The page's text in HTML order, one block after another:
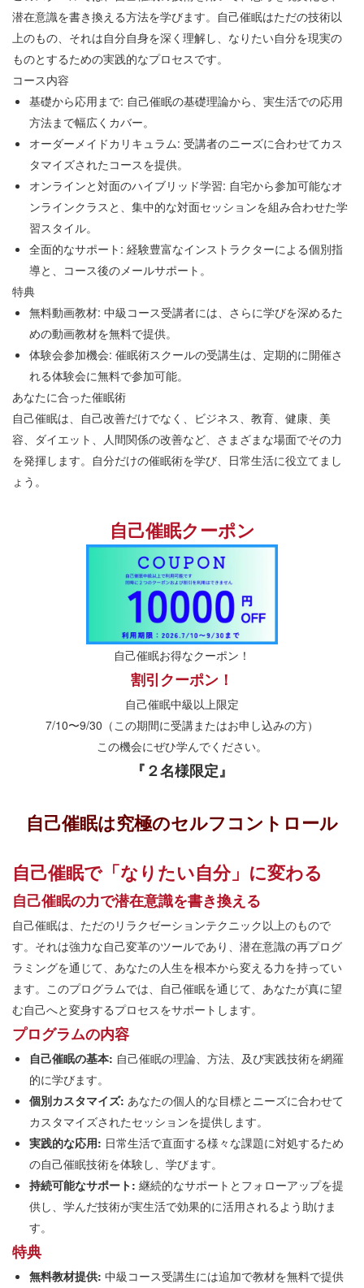
潜在意識を書き換える方法を学びます。自己催眠はただの技術以
上のもの、それは自分自身を深く理解し、なりたい自分を現実の
ものとするための実践的なプロセスです。
コース内容
基礎から応用まで: 自己催眠の基礎理論から、実生活での応用
方法まで幅広くカバー。
オーダーメイドカリキュラム: 受講者のニーズに合わせてカス
タマイズされたコースを提供。
オンラインと対面のハイブリッド学習: 自宅から参加可能なオ
ンラインクラスと、集中的な対面セッションを組み合わせた学
習スタイル。
全面的なサポート: 経験豊富なインストラクターによる個別指
導と、コース後のメールサポート。
特典
無料動画教材: 中級コース受講者には、さらに学びを深めるた
めの動画教材を無料で提供。
体験会参加機会: 催眠術スクールの受講生は、定期的に開催さ
れる体験会に無料で参加可能。
あなたに合った催眠術
自己催眠は、自己改善だけでなく、ビジネス、教育、健康、美
容、ダイエット、人間関係の改善など、さまざまな場面でその力
を発揮します。自分だけの催眠術を学び、日常生活に役立てまし
ょう。
自己催眠クーポン
自己催眠お得なクーポン！
割引クーポン！
自己催眠中級以上限定
7/10〜9/30（この期間に受講またはお申し込みの方）
この機会にぜひ学んでください。
『２名様限定』
自己催眠は究極のセルフコントロール
自己催眠で「なりたい自分」に変わる
自己催眠の力で潜在意識を書き換える
自己催眠は、ただのリラクゼーションテクニック以上のもので
す。それは強力な自己変革のツールであり、潜在意識の再プログ
ラミングを通じて、あなたの人生を根本から変える力を持ってい
ます。このプログラムでは、自己催眠を通じて、あなたが真に望
む自己へと変身するプロセスをサポートします。
プログラムの内容
自己催眠の基本: 自己催眠の理論、方法、及び実践技術を網羅
的に学びます。
個別カスタマイズ: あなたの個人的な目標とニーズに合わせて
カスタマイズされたセッションを提供します。
実践的な応用: 日常生活で直面する様々な課題に対処するため
の自己催眠技術を体験し、学びます。
持続可能なサポート: 継続的なサポートとフォローアップを提
供し、学んだ技術が実生活で効果的に活用されるよう助けま
す。
特典
無料教材提供: 中級コース受講生には追加で教材を無料で提供